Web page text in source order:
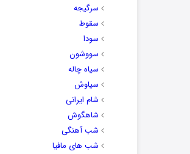
سرگیجه
سقوط
سودا
سووشون
سیاه چاله
سیاوش
شام ایرانی
شاهگوش
شب آهنگی
شب های مافیا